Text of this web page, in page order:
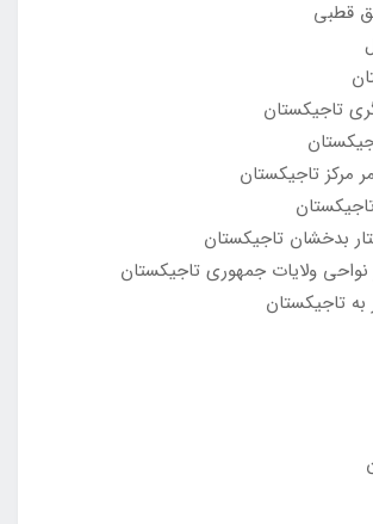
قطبی
تاجیکستان
مرکز تاجیکستان
بدخشان تاجیکستان
نواحی ولایات جمهوری تاجیکستان
تاجیکستان